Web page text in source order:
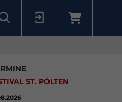
ST. PÖLTEN